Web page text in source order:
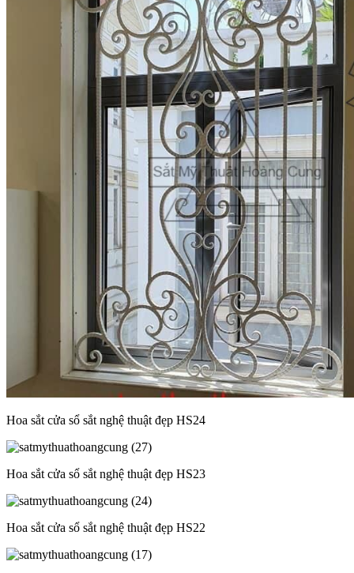
Hoa sắt cửa sổ sắt nghệ thuật đẹp HS24
Hoa sắt cửa sổ sắt nghệ thuật đẹp HS23
Hoa sắt cửa sổ sắt nghệ thuật đẹp HS22